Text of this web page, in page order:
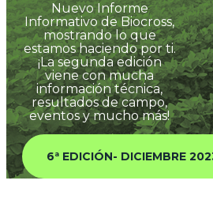
Nuevo Informe
Informativo de Biocross,
mostrando lo que
estamos haciendo por ti.
¡La segunda edición
viene con mucha
información técnica,
resultados de campo,
eventos y mucho más!
6ª EDICIÓN- DICIEMBRE